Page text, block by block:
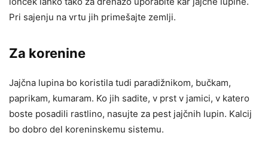
Pri sajenju na vrtu jih primešajte zemlji.
Za korenine
Jajčna lupina bo koristila tudi paradižnikom, bučkam,
paprikam, kumaram. Ko jih sadite, v prst v jamici, v katero
boste posadili rastlino, nasujte za pest jajčnih lupin. Kalcij
bo dobro del koreninskemu sistemu.